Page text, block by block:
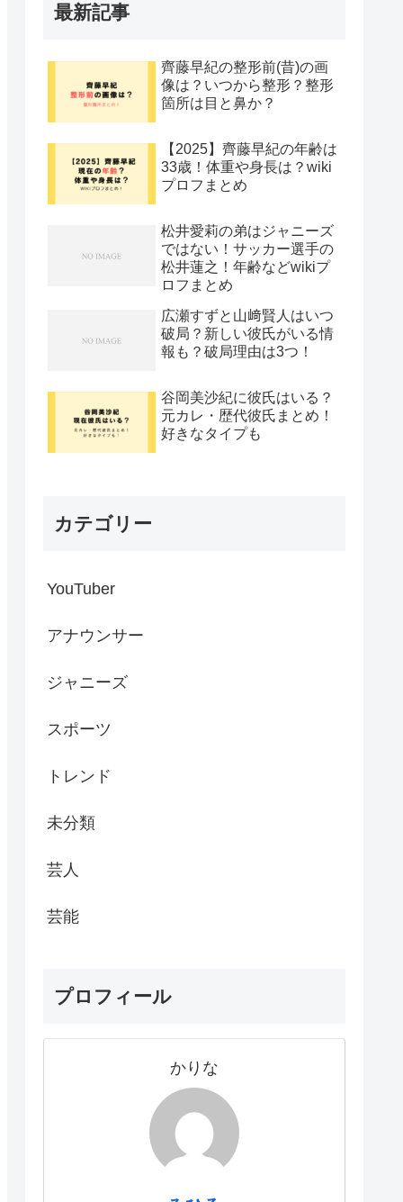
最新記事
齊藤早紀の整形前(昔)の画
像は？いつから整形？整形
箇所は目と鼻か？
【2025】齊藤早紀の年齢は
33歳！体重や身長は？wiki
プロフまとめ
松井愛莉の弟はジャニーズ
ではない！サッカー選手の
松井蓮之！年齢などwikiプ
ロフまとめ
広瀬すずと山﨑賢人はいつ
破局？新しい彼氏がいる情
報も？破局理由は3つ！
谷岡美沙紀に彼氏はいる？
元カレ・歴代彼氏まとめ！
好きなタイプも
カテゴリー
YouTuber
アナウンサー
ジャニーズ
スポーツ
トレンド
未分類
芸人
芸能
プロフィール
かりな